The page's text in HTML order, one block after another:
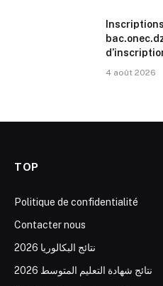
4 août 2026
TOP
Politique de confidentialité
Contacter nous
نتائج البكالوريا 2026
نتائج شهادة التعليم المتوسط 2026